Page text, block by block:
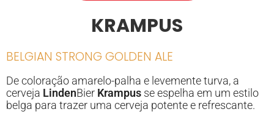
KRAMPUS
BELGIAN STRONG GOLDEN ALE
De coloração amarelo-palha e levemente turva, a
cerveja LindenBier Krampus se espelha em um estilo
belga para trazer uma cerveja potente e refrescante.